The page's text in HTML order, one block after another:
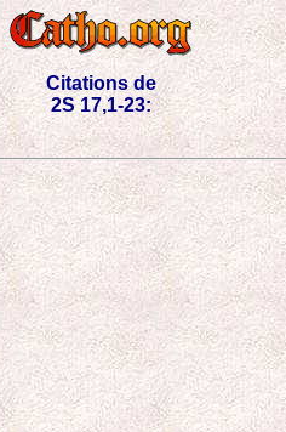
Citations de
2S 17,1-23: